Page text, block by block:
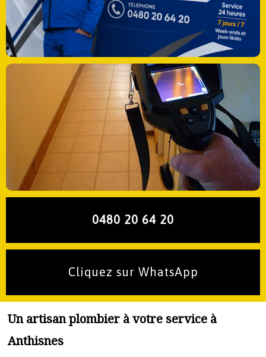
0480 20 64 20
Cliquez sur WhatsApp
Un artisan plombier à votre service à
Anthisnes